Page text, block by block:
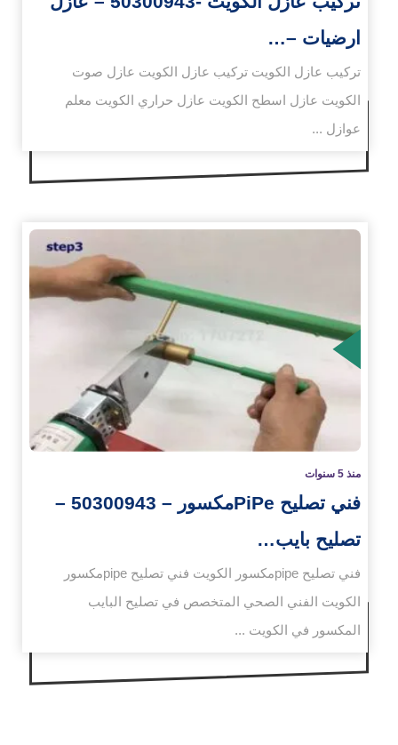
ارضيات –…
تركيب عازل الكويت تركيب عازل الكويت عازل صوت
الكويت عازل اسطح الكويت عازل حراري الكويت معلم
عوازل ...
منذ 5 سنوات
فني تصليح PiPeمكسور – 50300943 –
تصليح بايب…
فني تصليح pipeمكسور الكويت فني تصليح pipeمكسور
الكويت الفني الصحي المتخصص في تصليح البايب
المكسور في الكويت ...